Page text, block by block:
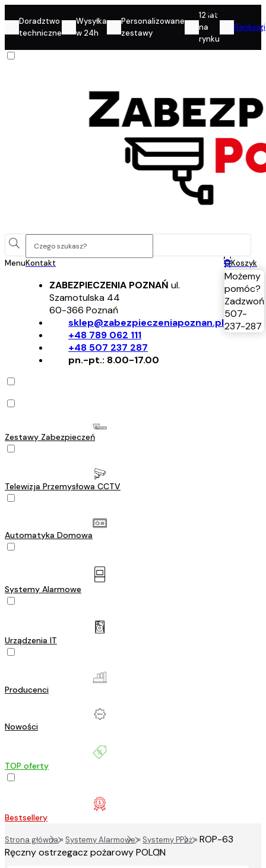
Doradztwo
techniczne
Wysyłka
w 24h
Personalizowane
zestawy
12 lat
na
rynku
Rankingi
MenuKontakt
ZABEZPIECZENIA POZNAŃ ul.
Szamotulska 44
60-366 Poznań
sklep@zabezpieczeniapoznan.pl
+48 789 062 111
+48 507 237 287
pn.-pt.: 8.00-17.00
Konto
0Koszyk
Możemy
pomóc?
Zadzwoń
507-
237-287
Zestawy Zabezpieczeń
Telewizja Przemysłowa CCTV
Automatyka Domowa
Systemy Alarmowe
Urządzenia IT
Producenci
Nowości
TOP oferty
Bestsellery
Strona główna» Systemy Alarmowe» Systemy PPoż»ROP-63
Ręczny ostrzegacz pożarowy POLON